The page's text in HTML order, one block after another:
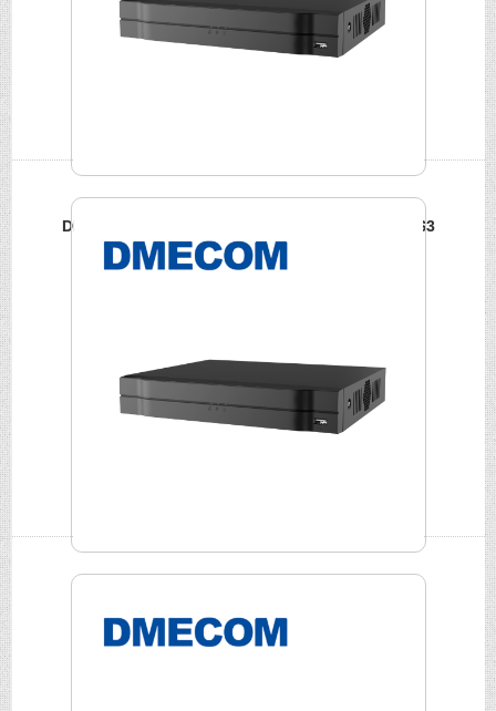
DMECOM 4路POE網路NVR DME-NVR-2104HS-P-S3